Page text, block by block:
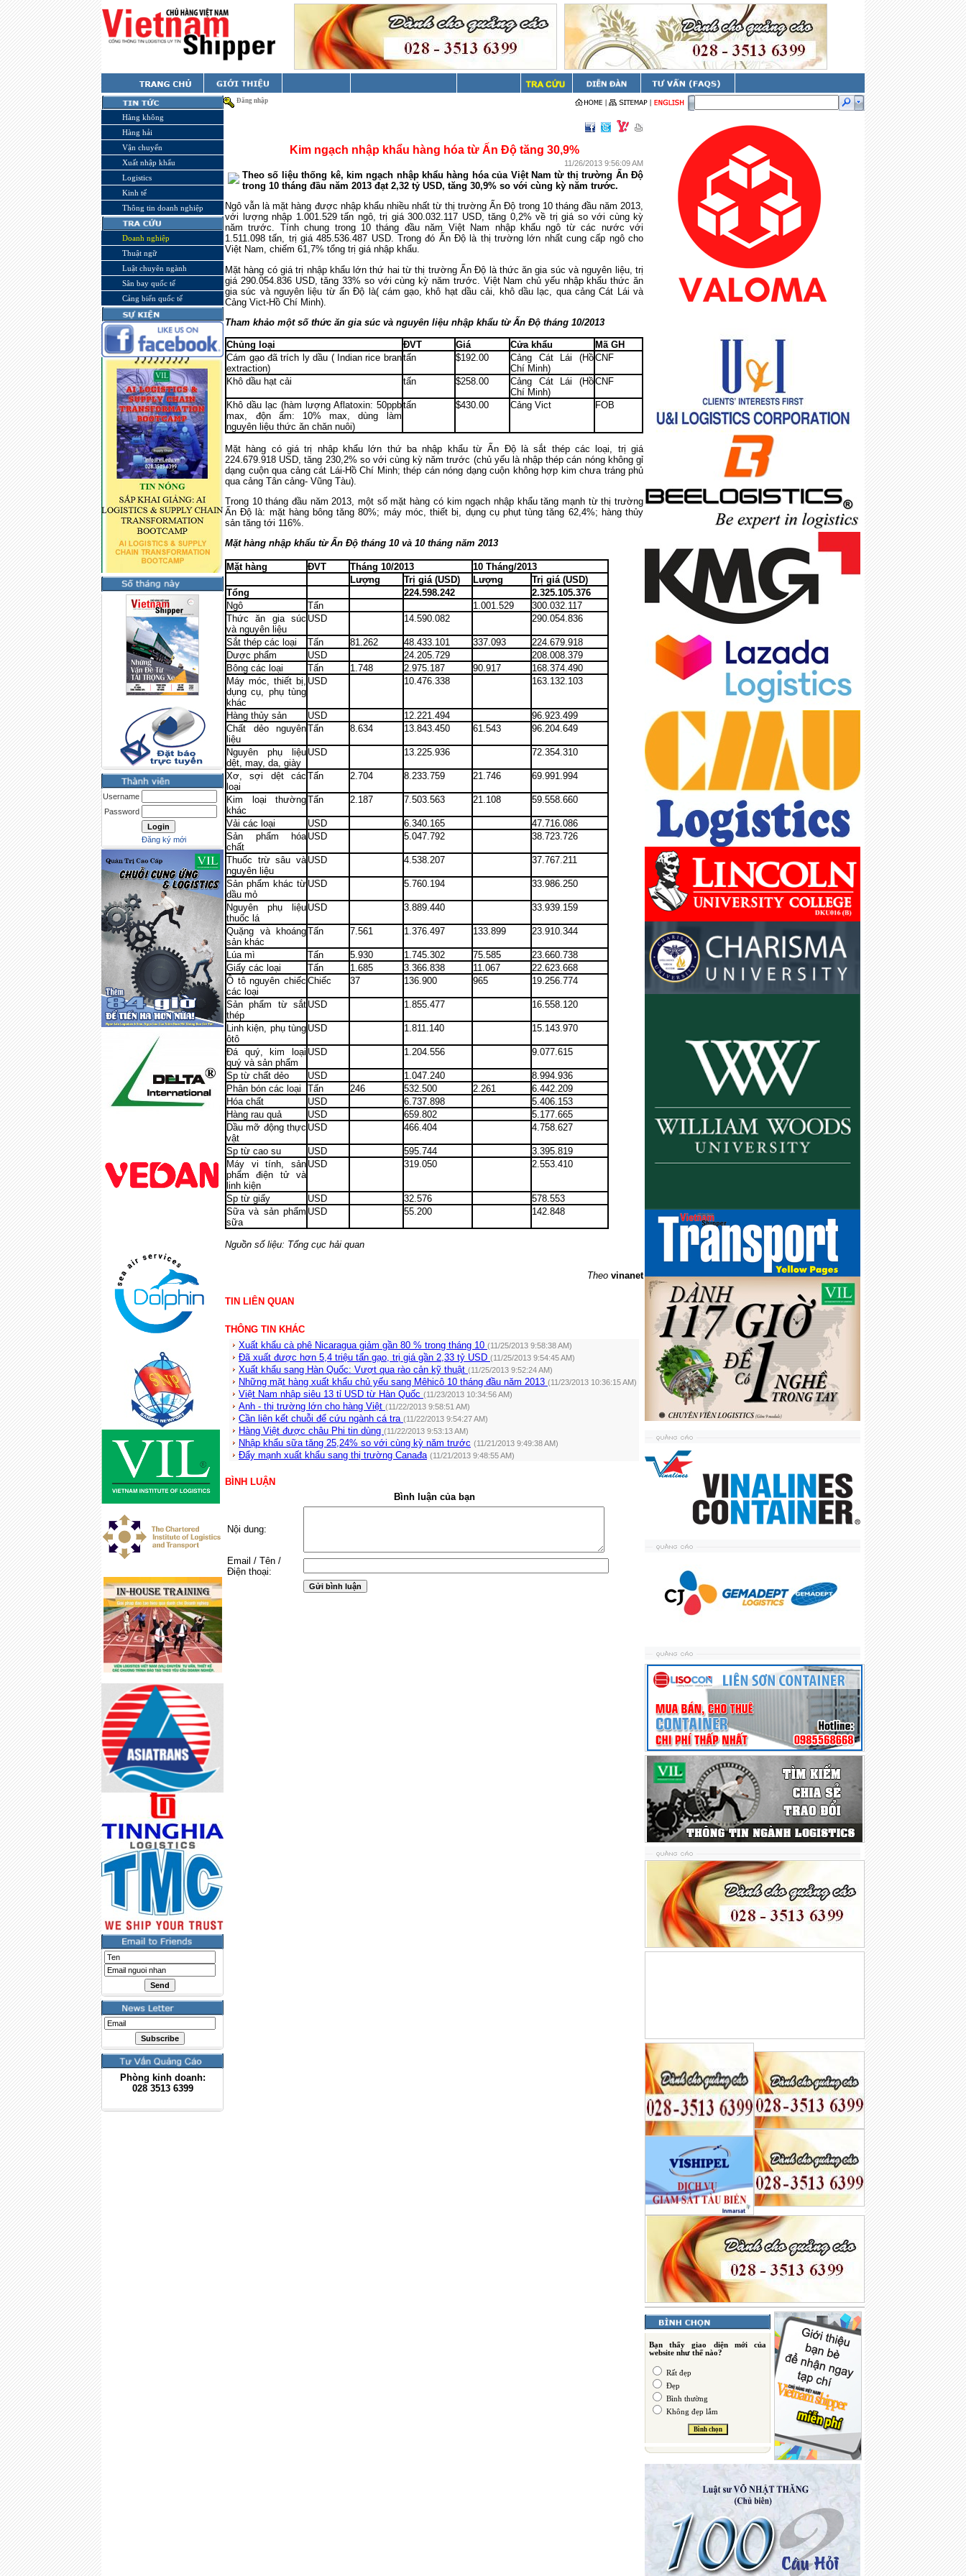
Hàng không
Hàng hải
Vận chuyển
Xuất nhập khẩu
Logistics
Kinh tế
Thông tin doanh nghiệp
Doanh nghiệp
Thuật ngữ
Luật chuyên ngành
Sân bay quốc tế
Cảng biển quốc tế
Username
Password
Đăng ký mới
Phòng kinh doanh:
028 3513 6399
Đăng nhập
Kim ngạch nhập khẩu hàng hóa từ Ấn Độ tăng 30,9%
11/26/2013 9:56:09 AM
Theo số liệu thống kê, kim ngạch nhập khẩu hàng hóa của Việt Nam từ thị trường Ấn Độ
trong 10 tháng đầu năm 2013 đạt 2,32 tỷ USD, tăng 30,9% so với cùng kỳ năm trước.
Ngô vẫn là mặt hàng được nhập khẩu nhiều nhất từ thị trường Ấn Độ trong 10 tháng đầu năm 2013,
với lượng nhập 1.001.529 tấn ngô, trị giá 300.032.117 USD, tăng 0,2% về trị giá so với cùng kỳ
năm trước. Tính chung trong 10 tháng đầu năm Việt Nam nhập khẩu ngô từ các nước với
1.511.098 tấn, trị giá 485.536.487 USD. Trong đó Ấn Độ là thị trường lớn nhất cung cấp ngô cho
Việt Nam, chiếm 61,7% tổng trị giá nhập khẩu.
Mặt hàng có giá trị nhập khẩu lớn thứ hai từ thị trường Ấn Độ là thức ăn gia súc và nguyên liệu, trị
giá 290.054.836 USD, tăng 33% so với cùng kỳ năm trước. Việt Nam chủ yếu nhập khẩu thức ăn
gia súc và nguyên liệu từ ấn Độ là( cám gạo, khô hạt dầu cải, khô dầu lạc, qua cảng Cát Lái và
Cảng Vict-Hồ Chí Minh).
Tham khảo một số thức ăn gia súc và nguyên liệu nhập khẩu từ Ấn Độ tháng 10/2013
Chủng loại ĐVT Giá Cửa khẩu
Mã GH
Cám gạo đã trích ly dầu ( Indian rice bran
extraction)
tấn $192.00
Cảng Cát Lái (Hồ
Chí Minh)
CNF
Khô dầu hạt cải tấn $258.00
Cảng Cát Lái (Hồ
Chí Minh)
CNF
Khô dầu lạc (hàm lượng Aflatoxin: 50ppb
max, độn ẩm: 10% max, dùng làm
nguyên liệu thức ăn chăn nuôi)
tấn $430.00 Cảng Vict FOB
Mặt hàng có giá trị nhập khẩu lớn thứ ba nhập khẩu từ Ấn Độ là sắt thép các loại, trị giá
224.679.918 USD, tăng 230,2% so với cùng kỳ năm trước (chủ yếu là nhập thép cán nóng không gỉ
dạng cuộn qua cảng cát Lái-Hồ Chí Minh; thép cán nóng dạng cuộn không hợp kim chưa tráng phủ
qua cảng Tân cảng- Vũng Tàu).
Trong 10 tháng đầu năm 2013, một số mặt hàng có kim ngạch nhập khẩu tăng mạnh từ thị trường
Ấn Độ là: mặt hàng bông tăng 80%; máy móc, thiết bị, dụng cụ phụt tùng tăng 62,4%; hàng thủy
sản tăng tới 116%.
Mặt hàng nhập khẩu từ Ấn Độ tháng 10 và 10 tháng năm 2013
Mặt hàng ĐVT Tháng 10/2013
10 Tháng/2013
Lượng
Trị giá (USD) Lượng
Trị giá (USD)
Tổng
224.598.242
2.325.105.376
Ngô
Tấn 1.001.529
300.032.117
Thức ăn gia súc
và nguyên liệu
USD 14.590.082 290.054.836
Sắt thép các loại Tấn 81.262 48.433.101 337.093
224.679.918
Dược phẩm
USD 24.205.729
208.008.379
Bông các loại
Tấn 1.748 2.975.187 90.917
168.374.490
Máy móc, thiết bị,
dụng cụ, phụ tùng
khác
USD 10.476.338 163.132.103
Hàng thủy sản USD 12.221.494
96.923.499
Chất dẻo nguyên
liệu
Tấn 8.634 13.843.450 61.543 96.204.649
Nguyên phụ liệu
dệt, may, da, giày
USD 13.225.936 72.354.310
Xơ, sợi dệt các
loại
Tấn 2.704 8.233.759 21.746 69.991.994
Kim loại thường
khác
Tấn 2.187 7.503.563 21.108 59.558.660
Vải các loại USD 6.340.165
47.716.086
Sản phẩm hóa
chất
USD 5.047.792 38.723.726
Thuốc trừ sâu và
nguyên liệu
USD 4.538.207 37.767.211
Sản phẩm khác từ
dầu mỏ
USD 5.760.194 33.986.250
Nguyên phụ liệu
thuốc lá
USD 3.889.440 33.939.159
Quặng và khoáng
sản khác
Tấn 7.561 1.376.497 133.899 23.910.344
Lúa mì Tấn 5.930 1.745.302 75.585
23.660.738
Giấy các loại
Tấn 1.685 3.366.838 11.067
22.623.668
Ô tô nguyên chiếc
các loại
Chiếc 37 136.900 965 19.256.774
Sản phẩm từ sắt
thép
USD 1.855.477 16.558.120
Linh kiện, phụ tùng
ôtô
USD 1.811.140 15.143.970
Đá quý, kim loại
quý và sản phẩm
USD 1.204.556 9.077.615
Sp từ chất dẻo USD 1.047.240
8.994.936
Phân bón các loại
Tấn 246 532.500 2.261
6.442.209
Hóa chất
USD 6.737.898
5.406.153
Hàng rau quả
USD 659.802
5.177.665
Dầu mỡ động thực
vật
USD 466.404 4.758.627
Sp từ cao su USD 595.744
3.395.819
Máy vi tính, sản
phẩm điện tử và
linh kiện
USD 319.050 2.553.410
Sp từ giấy USD 32.576
578.553
Sữa và sản phẩm
sữa
USD 55.200 142.848
Nguồn số liệu: Tổng cục hải quan
Theo vinanet
TIN LIÊN QUAN
THÔNG TIN KHÁC
Xuất khẩu cà phê Nicaragua giảm gần 80 % trong tháng 10 (11/25/2013 9:58:38 AM)
Đã xuất được hơn 5,4 triệu tấn gạo, trị giá gần 2,33 tỷ USD (11/25/2013 9:54:45 AM)
Xuất khẩu sang Hàn Quốc: Vượt qua rào cản kỹ thuật (11/25/2013 9:52:24 AM)
Những mặt hàng xuất khẩu chủ yếu sang Mêhicô 10 tháng đầu năm 2013 (11/23/2013 10:36:15 AM)
Việt Nam nhập siêu 13 tỉ USD từ Hàn Quốc (11/23/2013 10:34:56 AM)
Anh - thị trường lớn cho hàng Việt (11/22/2013 9:58:51 AM)
Cần liên kết chuỗi để cứu ngành cá tra (11/22/2013 9:54:27 AM)
Hàng Việt được châu Phi tin dùng (11/22/2013 9:53:13 AM)
Nhập khẩu sữa tăng 25,24% so với cùng kỳ năm trước (11/21/2013 9:49:38 AM)
Đẩy mạnh xuất khẩu sang thị trường Canađa (11/21/2013 9:48:55 AM)
BÌNH LUẬN
Bình luận của bạn
Nội dung:
Email / Tên /
Điện thoại:
Bạn thấy giao diện mới của
website như thế nào?
Rất đẹp
Đẹp
Bình thường
Không đẹp lắm